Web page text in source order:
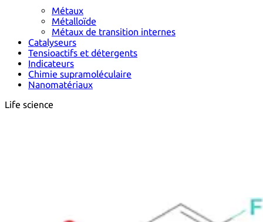
Métaux
Métalloïde
Métaux de transition internes
Catalyseurs
Tensioactifs et détergents
Indicateurs
Chimie supramoléculaire
Nanomatériaux
Life science